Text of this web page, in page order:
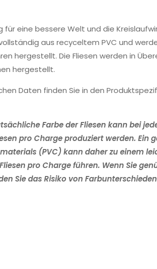
für eine bessere Welt und die
aus recyceltem PVC und
hergestellt. Die Fliesen werden in
hergestellt.
Daten finden Sie in den
Farbe der Fliesen kann bei
pro Charge produziert werden. Ein
(PVC) kann daher zu einem
pro Charge führen. Wenn Sie
Sie das Risiko von